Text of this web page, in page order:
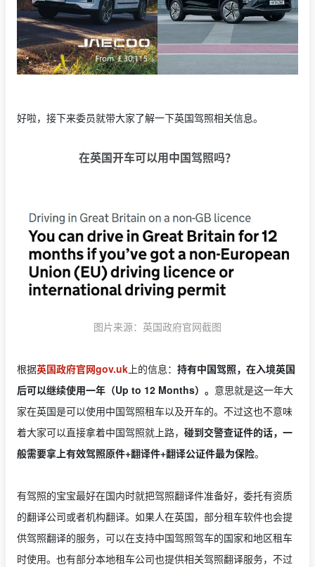
好啦，接下来委员就带大家了解一下英国驾照相关信息。
在英国开车可以用中国驾照吗？
图片来源：英国政府官网截图
根据英国政府官网gov.uk 上的信息： 持有中国驾照，在入境英国
后可以继续使用一年（Up to 12 Months）。 意思就是这一年大
家在英国是可以使用中国驾照租车以及开车的。不过这也不意味
着大家可以直接拿着中国驾照就上路， 碰到交警查证件的话，一
般需要拿上有效驾照原件+翻译件+翻译公证件最为保险。
有驾照的宝宝最好在国内时就把驾照翻译件准备好，委托有资质
的翻译公司或者机构翻译。如果人在英国，部分租车软件也会提
供驾照翻译的服务，可以在支持中国驾照驾车的国家和地区租车
时使用。也有部分本地租车公司也提供相关驾照翻译服务，不过